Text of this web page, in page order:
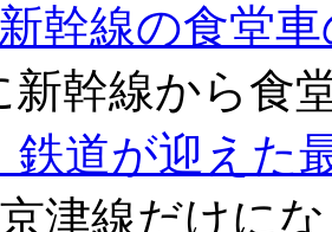
幹線の食堂
新幹線から食
鉄道が迎えた
津線だけに